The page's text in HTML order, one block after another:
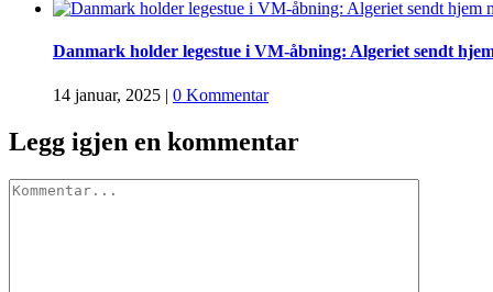
Danmark holder legestue i VM-åbning: Algeriet sendt
14 januar, 2025 | 0 Kommentar
Legg igjen en kommentar
Comment